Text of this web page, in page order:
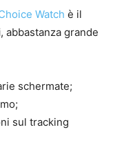
Watch è il
, abbastanza grande
schermate;
sul tracking